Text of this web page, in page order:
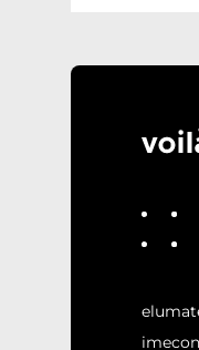
imecon